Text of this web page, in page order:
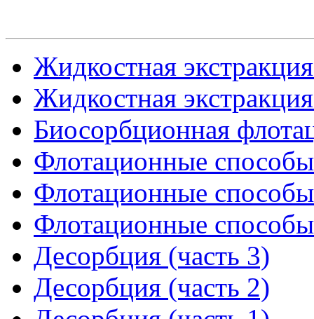
Жидкостная
Жидкостная
Биосорбционная
Флотационные способы
Флотационные способы
Флотационные способы
Десорбция (часть 3)
Десорбция (часть 2)